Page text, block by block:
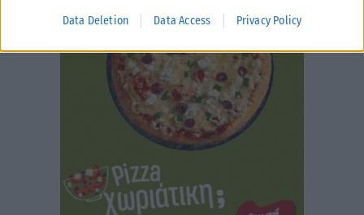
Data Deletion Data Access Privacy Policy